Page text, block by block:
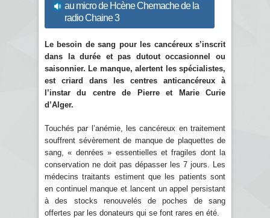
au micro de Hcène Chemache de la
radio Chaine 3
Le besoin de sang pour les cancéreux s’inscrit
dans la durée et pas dutout occasionnel ou
saisonnier. Le manque, alertent les spécialistes,
est criard dans les centres anticancéreux à
l’instar du centre de Pierre et Marie Curie
d’Alger.
Touchés par l’anémie, les cancéreux en traitement
souffrent sévèrement de manque de plaquettes de
sang, « denrées » essentielles et fragiles dont la
conservation ne doit pas dépasser les 7 jours. Les
médecins traitants estiment que les patients sont
en continuel manque et lancent un appel persistant
à des stocks renouvelés de poches de sang
offertes par les donateurs qui se font rares en été.